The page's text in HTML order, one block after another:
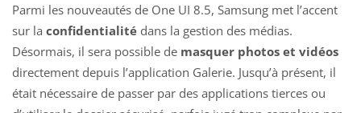
Parmi les nouveautés de One UI 8.5, Samsung met l’accent
sur la confidentialité dans la gestion des médias.
Désormais, il sera possible de masquer photos et vidéos
directement depuis l’application Galerie. Jusqu’à présent, il
était nécessaire de passer par des applications tierces ou